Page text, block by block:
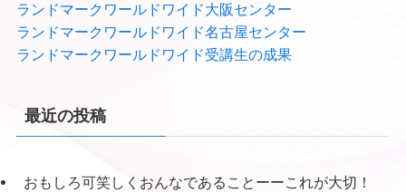
ランドマークワールドワイド大阪センター
ランドマークワールドワイド名古屋センター
ランドマークワールドワイド受講生の成果
最近の投稿
おもしろ可笑しくおんなであることーーこれが大切！